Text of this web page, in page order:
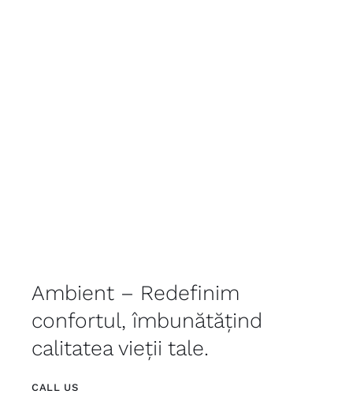
Ambient – Redefinim
confortul, îmbunătățind
calitatea vieții tale.
CALL US